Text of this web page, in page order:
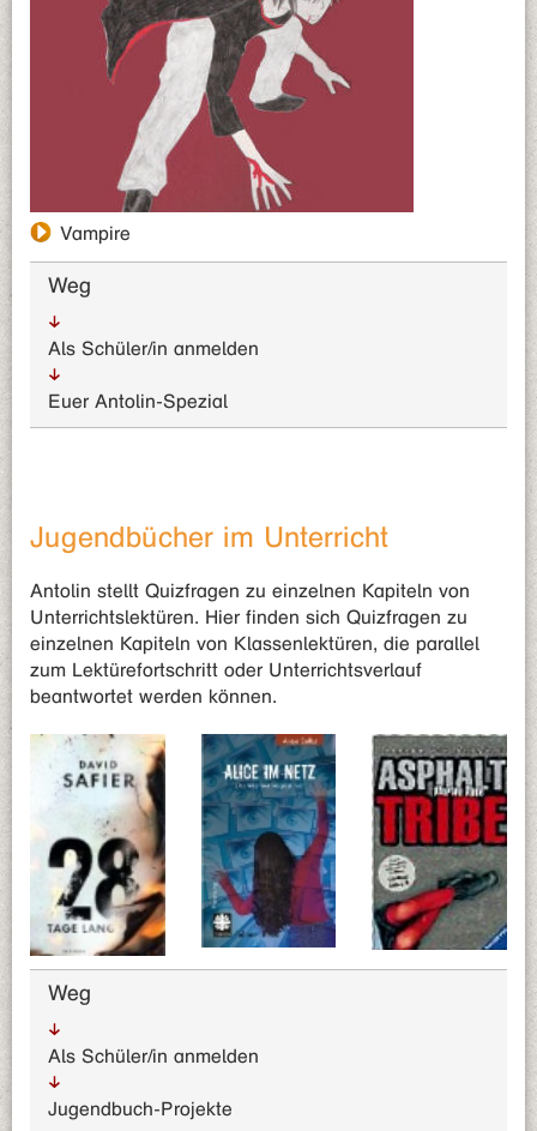
Vampire
Weg
Als Schüler/in anmelden
Euer Antolin-Spezial
Jugendbücher im Unterricht
Antolin stellt Quizfragen zu einzelnen Kapiteln von
Unterrichtslektüren. Hier finden sich Quizfragen zu
einzelnen Kapiteln von Klassenlektüren, die parallel
zum Lektürefortschritt oder Unterrichtsverlauf
beantwortet werden können.
Weg
Als Schüler/in anmelden
Jugendbuch-Projekte